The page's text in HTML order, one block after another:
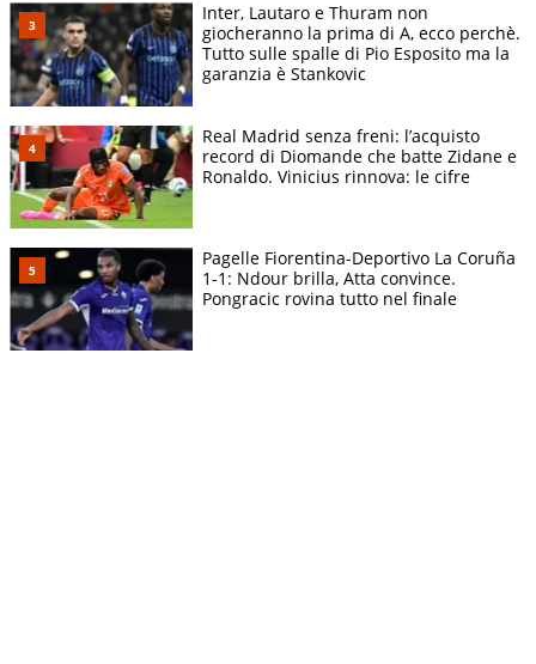
Inter, Lautaro e Thuram non
giocheranno la prima di A, ecco perchè.
Tutto sulle spalle di Pio Esposito ma la
garanzia è Stankovic
Real Madrid senza freni: l’acquisto
record di Diomande che batte Zidane e
Ronaldo. Vinicius rinnova: le cifre
Pagelle Fiorentina-Deportivo La Coruña
1-1: Ndour brilla, Atta convince.
Pongracic rovina tutto nel finale